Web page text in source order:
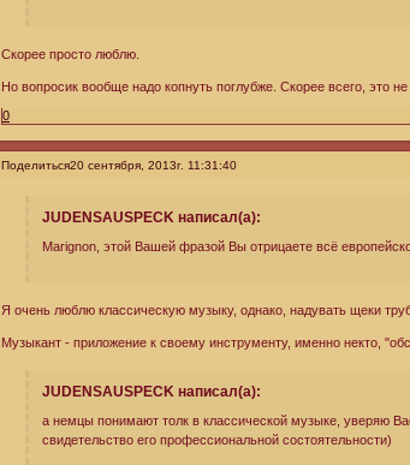
Скорее просто люблю.
Но вопросик вообще надо копнуть поглубже. Скорее всего, это
0
Поделиться20 сентября, 2013г. 11:31:40
JUDENSAUSPECK написал(а):
Marignon, этой Вашей фразой Вы отрицаете всё
Я очень люблю классическую музыку, однако, надувать щеки
Музыкант - приложение к своему инструменту, именно некто,
JUDENSAUSPECK написал(а):
а немцы понимают толк в классической музыке, уверяю
свидетельство его профессиональной состоятельности)